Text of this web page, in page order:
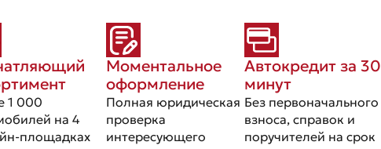
1 000
на 4
площадках
Моментальное
оформление
Полная юридическая
проверка
интересующего
Автокредит за 30
минут
Без первоначального
взноса, справок и
поручителей на срок